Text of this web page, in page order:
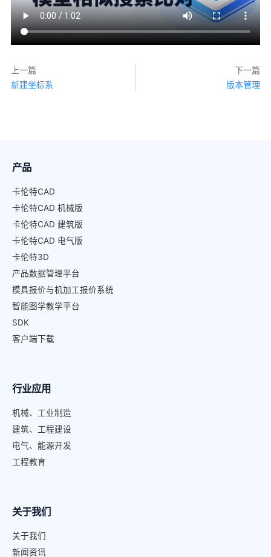
上一篇
新建坐标系
下一篇
版本管理
产品
卡伦特CAD
卡伦特CAD 机械版
卡伦特CAD 建筑版
卡伦特CAD 电气版
卡伦特3D
产品数据管理平台
模具报价与机加工报价系统
智能图学教学平台
SDK
客户端下载
行业应用
机械、工业制造
建筑、工程建设
电气、能源开发
工程教育
关于我们
关于我们
新闻资讯